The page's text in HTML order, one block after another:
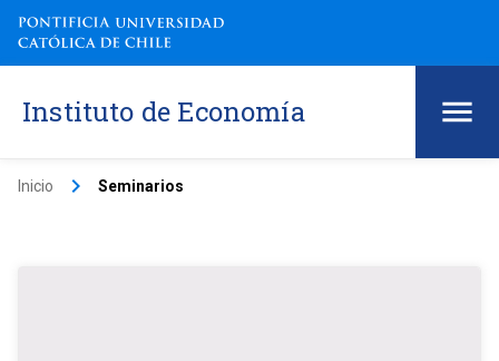
Instituto de Economía
Inicio keyboard_arrow_right Seminarios